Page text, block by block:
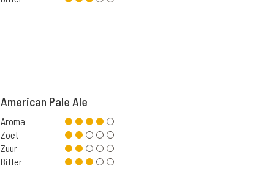
American Pale Ale
Aroma
Zoet
Zuur
Bitter